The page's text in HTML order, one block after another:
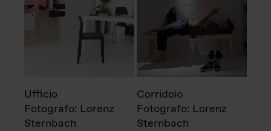
Ufficio
Fotografo: Lorenz
Sternbach
Corridoio
Fotografo: Lorenz
Sternbach